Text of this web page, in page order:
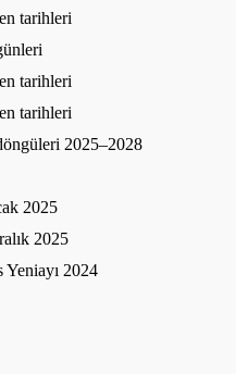
tarihleri
tarihleri
tarihleri
2025–2028
2025
2025
Yeniayı 2024